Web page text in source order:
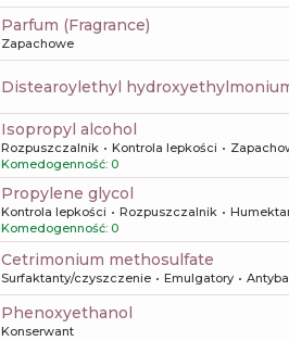
Parfum (Fragrance)
Zapachowe
distearoylethyl
isopropyl alcohol
Rozpuszczalnik Kontrola lepkości
Komedogenność: 0
propylene glycol
Kontrola lepkości Rozpuszczalnik
Komedogenność: 0
cetrimonium methosulfate
Surfaktanty/czyszczenie Emulgatory
phenoxyethanol
Konserwant